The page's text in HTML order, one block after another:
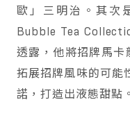
歐」三明治。其次
Bubble Tea
透露，他將招牌馬卡
拓展招牌風味的可能
諾，打造出液態甜點。